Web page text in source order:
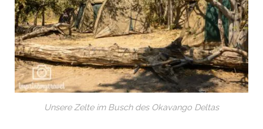
Unsere Zelte im Busch des Okavango Deltas